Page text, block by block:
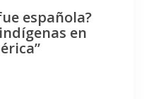
española?
en